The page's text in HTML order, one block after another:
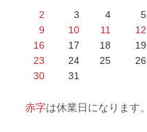
2
3 4 5
9
10 11 12
16
17 18 19
23
24 25 26
30
31
赤字は休業日になります。